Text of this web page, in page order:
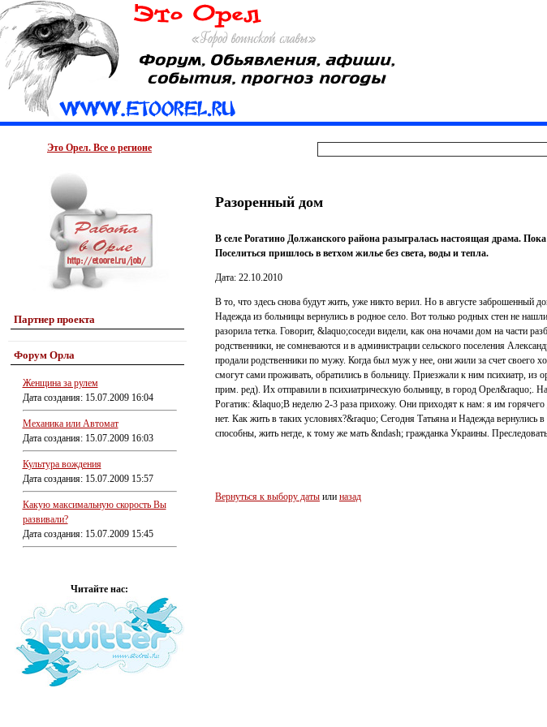
Это Орел. Все о регионе
Партнер проекта
Форум Орла
Женщина за рулем
Дата создания: 15.07.2009 16:04
Механика или Автомат
Дата создания: 15.07.2009 16:03
Культура вождения
Дата создания: 15.07.2009 15:57
Какую максимальную скорость Вы
развивали?
Дата создания: 15.07.2009 15:45
Читайте нас:
Разоренный дом
В селе Рогатино Должанского района разыгралась настоящая драма.
Поселиться пришлось в ветхом жилье без света, воды и тепла.
Дата: 22.10.2010
В то, что здесь снова будут жить, уже никто верил. Но в августе заброшенный
Надежда из больницы вернулись в родное село. Вот только родных стен не
разорила тетка. Говорит, &laquo;соседи видели, как она ночами дом на части
родственники, не сомневаются и в администрации сельского поселения
продали родственники по мужу. Когда был муж у нее, они жили за счет своего
смогут сами проживать, обратились в больницу. Приезжали к ним психиатр, из
прим. ред). Их отправили в психиатрическую больницу, в город Орел&raquo;.
Рогатик: &laquo;В неделю 2-3 раза прихожу. Они приходят к нам: я им
нет. Как жить в таких условиях?&raquo; Сегодня Татьяна и Надежда вернулись
способны, жить негде, к тому же мать &ndash; гражданка Украины.
Вернуться к выбору даты или назад